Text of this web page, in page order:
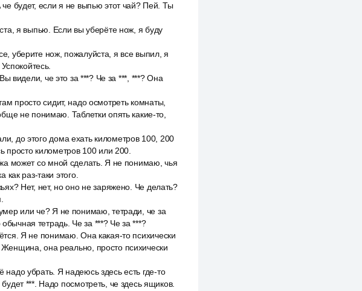
будет, если я не выпью этот чай? Пей. Ты
я выпью. Если вы уберёте нож, я буду
уберите нож, пожалуйста, я все выпил, я
видели, че это за ***? Че за ***, ***? Она
просто сидит, надо осмотреть комнаты,
не понимаю. Таблетки опять какие-то,
до этого дома ехать километров 100, 200
просто километров 100 или 200.
может со мной сделать. Я не понимаю, чья
раз-таки этого.
Нет, нет, но оно не заряжено. Че делать?
или че? Я не понимаю, тетради, че за
тетрадь. Че за ***? Че за ***?
Я не понимаю. Она какая-то психически
она реально, просто психически
убрать. Я надеюсь здесь есть где-то
***. Надо посмотреть, че здесь ящиков.